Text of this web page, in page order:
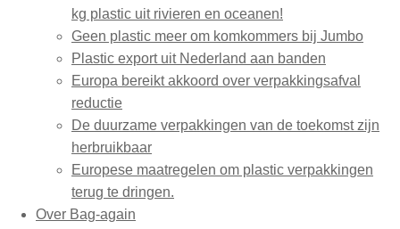
kg plastic uit rivieren en oceanen!
Geen plastic meer om komkommers bij Jumbo
Plastic export uit Nederland aan banden
Europa bereikt akkoord over verpakkingsafval
reductie
De duurzame verpakkingen van de toekomst zijn
herbruikbaar
Europese maatregelen om plastic verpakkingen
terug te dringen.
Over Bag-again